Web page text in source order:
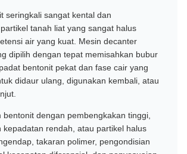
seringkali sangat kental dan
tanah liat yang sangat halus
air yang kuat. Mesin decanter
dipilih dengan tepat memisahkan bubur
bentonit pekat dan fase cair yang
didaur ulang, digunakan kembali, atau
bentonit dengan pembengkakan tinggi,
kepadatan rendah, atau partikel halus
takaran polimer, pengondisian